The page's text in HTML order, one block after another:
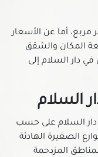
مساحات الشقق بين 60 إلى 190 متر مربع، أما عن الأسعار
المكان والشقق
دار السلام إلى
السلام
دار السلام على حسب
الصغيرة الهادئة
المزدحمة